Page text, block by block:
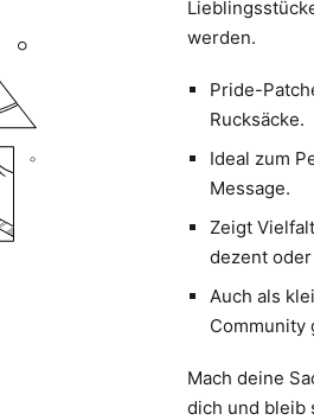
werden.
Pride-
Rucksäcke.
Ideal zum
Message.
Zeigt
dezent
Auch als
Community
Mach deine
dich und bleib